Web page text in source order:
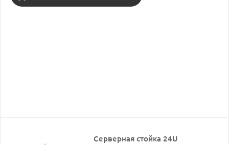
Серверная стойка 24U